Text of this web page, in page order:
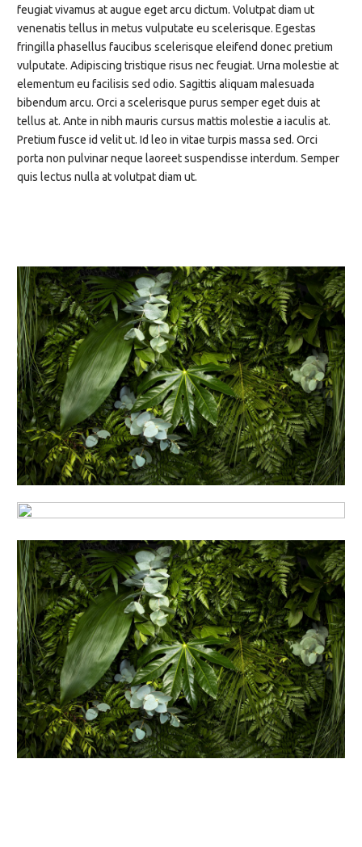
feugiat vivamus at augue eget arcu dictum. Volutpat diam ut
venenatis tellus in metus vulputate eu scelerisque. Egestas
fringilla phasellus faucibus scelerisque eleifend donec pretium
vulputate. Adipiscing tristique risus nec feugiat. Urna molestie at
elementum eu facilisis sed odio. Sagittis aliquam malesuada
bibendum arcu. Orci a scelerisque purus semper eget duis at
tellus at. Ante in nibh mauris cursus mattis molestie a iaculis at.
Pretium fusce id velit ut. Id leo in vitae turpis massa sed. Orci
porta non pulvinar neque laoreet suspendisse interdum. Semper
quis lectus nulla at volutpat diam ut.